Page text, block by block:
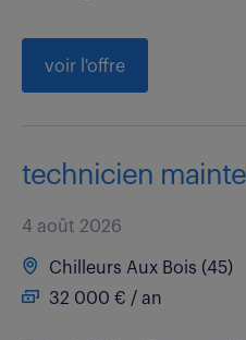
voir l'offre
technicien
4 août 2026
Chilleurs Aux Bois (45)
32 000 € / an